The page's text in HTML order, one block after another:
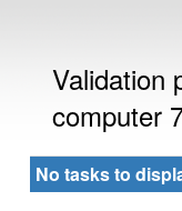
Validation
computer
No tasks to